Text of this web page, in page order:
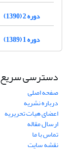
دوره 2 (1390)
دوره 1 (1389)
دسترسی سریع
صفحه اصلی
درباره نشریه
اعضای هیات تحریریه
ارسال مقاله
تماس با ما
نقشه سایت